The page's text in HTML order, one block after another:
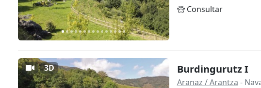
Consultar
3D Burdingurutz I
Aranaz / Arantza -